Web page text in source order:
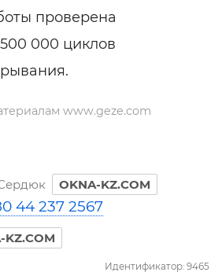
проверена
000 циклов
www.geze.com
OKNA-KZ.COM
44 237 2567
KZ.COM
Идентификатор: 9465